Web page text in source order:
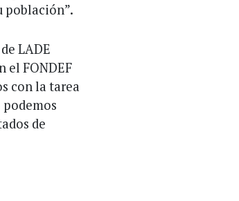
población”.
LADE
el FONDEF
con la tarea
de